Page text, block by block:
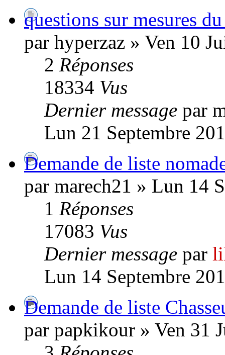
questions sur mesures
par hyperzaz » Ven 10
2 Réponses
18334 Vus
Dernier message par
Lun 21 Septembre
Demande de liste
par marech21 » Lun 14
1 Réponses
17083 Vus
Dernier message par
Lun 14 Septembre
Demande de liste
par papkikour » Ven 31